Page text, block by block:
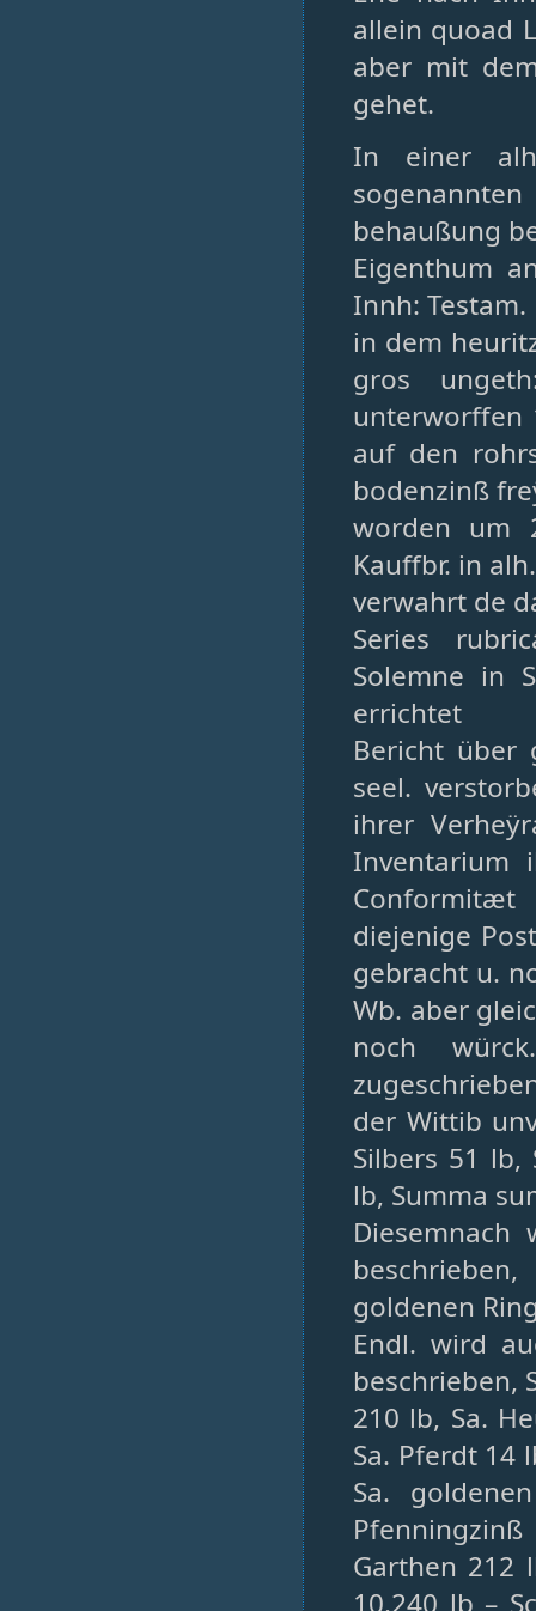
allein quoad
aber mit
gehet.
In einer
behaußung
Eigenthum
Innh:
in dem
gros
unterworffen
auf den
bodenzinß
worden um
Kauffbr. in
verwahrt de
Series
Solemne in
errichtet
Bericht über
seel.
ihrer
Inventarium
Conformitæt
diejenige
gebracht u.
Wb. aber
noch
der Wittib
Silbers 51 lb,
lb, Summa
goldenen
Endl. wird
beschrieben,
210 lb, Sa.
Sa. Pferdt 14
Sa.
Garthen 212
10.240 lb –